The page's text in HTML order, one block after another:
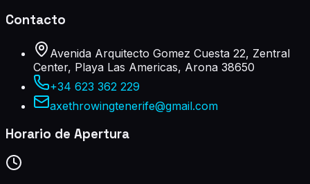
Contacto
Avenida Arquitecto Gomez Cuesta 22, Zentral
Center, Playa Las Americas, Arona 38650
+34 623 362 229
axethrowingtenerife@gmail.com
Horario de Apertura